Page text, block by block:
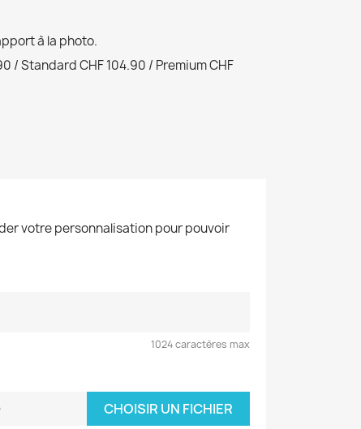
à la photo.
/ Standard CHF 104.90 / Premium CHF
votre personnalisation pour pouvoir
1024 caractères max
CHOISIR UN FICHIER